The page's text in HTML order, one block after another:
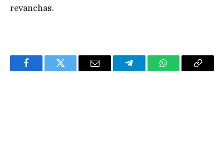
revanchas.
FacebookTwitter Email TelegramWhatsAppCopy